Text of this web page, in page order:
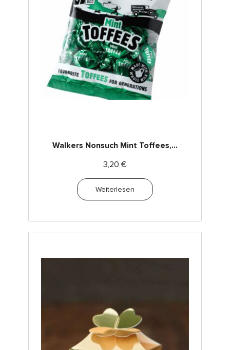
Walkers Nonsuch Mint Toffees,...
3,20 €
Weiterlesen